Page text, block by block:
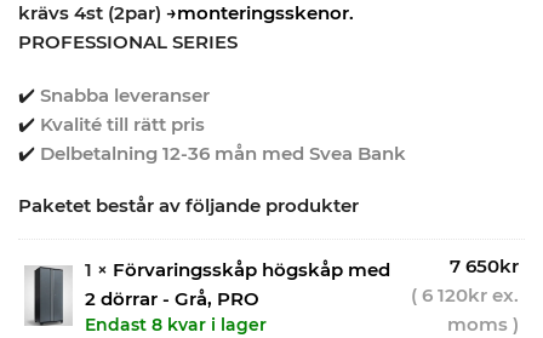
krävs 4st (2par) →monteringsskenor.
PROFESSIONAL SERIES
✔️ Snabba leveranser
✔️ Kvalité till rätt pris
✔️ Delbetalning 12-36 mån med Svea Bank
Paketet består av följande produkter
1 × Förvaringsskåp högskåp med
2 dörrar - Grå, PRO
Endast 8 kvar i lager
7 650kr
( 6 120kr ex.
moms )